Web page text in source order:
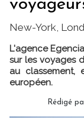
New-York,
L'agence
sur les voyages
au classement,
européen.
Rédigé